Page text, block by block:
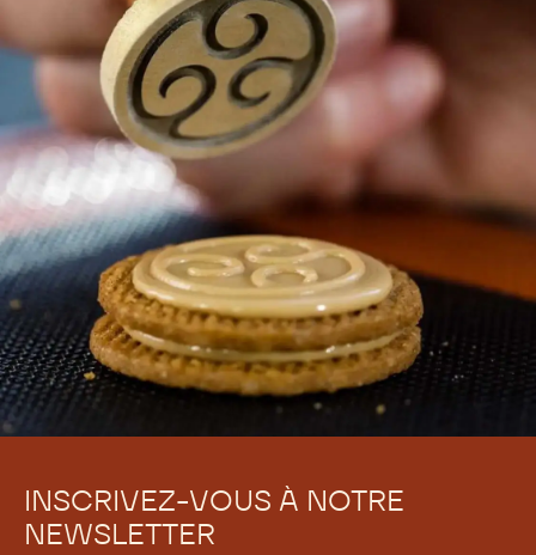
INSCRIVEZ-VOUS À NOTRE
NEWSLETTER